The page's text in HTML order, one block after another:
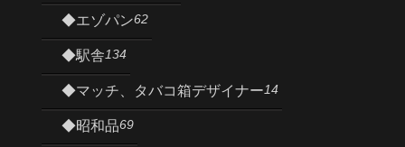
◆エゾパン62
◆駅舎134
◆マッチ、タバコ箱デザイナー14
◆昭和品69